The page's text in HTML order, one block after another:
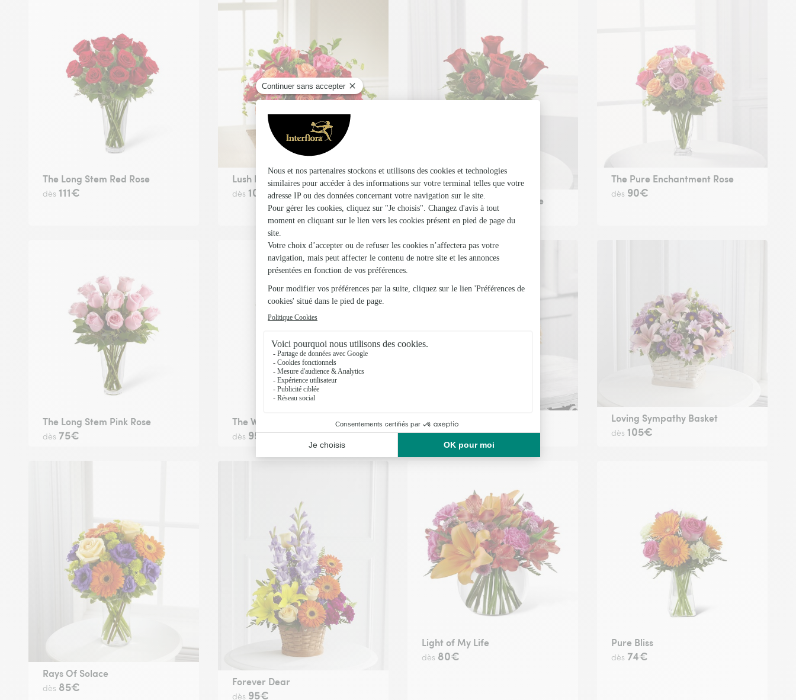
The Long Stem Red Rose
dès 111€
Lush Life Rose
dès 105€
The Simply Enchanting Rose
dès60€
The Pure Enchantment Rose
dès 90€
The Long Stem Pink Rose
dès 75€
The White Rose
dès 95€
The Sundance Rose
dès95€
Loving Sympathy Basket
dès 105€
Rays Of Solace
dès 85€ Forever Dear
dès 95€
Light of My Life
dès 80€
Pure Bliss
dès 74€